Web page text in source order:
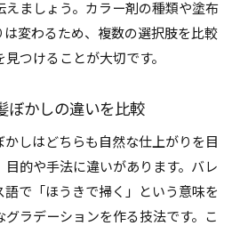
えましょう。カラー剤の種類や塗布
は変わるため、複数の選択肢を比較
つけることが大切です。
ぼかしの違いを比較
しはどちらも自然な仕上がりを目
的や手法に違いがあります。バレ
で「ほうきで掃く」という意味を
ラデーションを作る技法です。こ